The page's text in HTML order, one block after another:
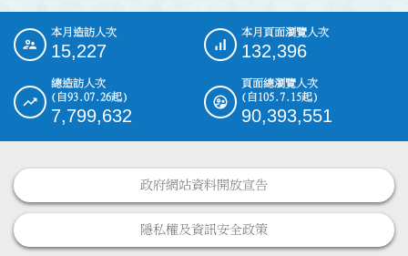
::: 本月造訪人次
15,227
本月頁面瀏覽人次
132,396
總造訪人次
(自93.07.26起)
7,799,632
頁面總瀏覽人次
(自105.7.15起)
90,393,551
政府網站資料開放宣告
隱私權及資訊安全政策